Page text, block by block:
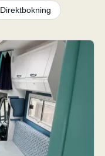
Direktbokning